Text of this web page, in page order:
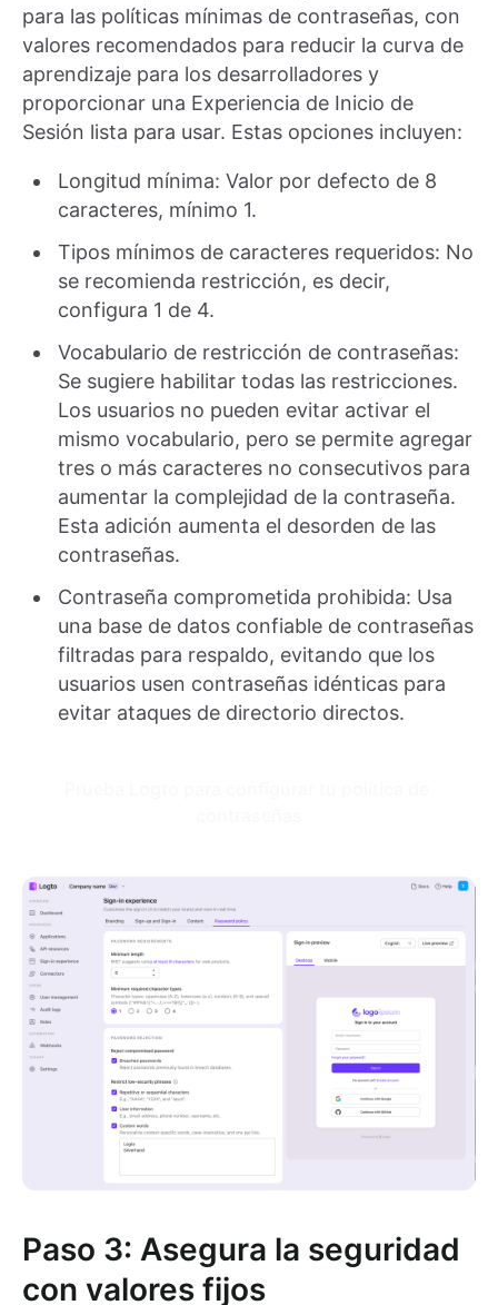
para las políticas mínimas de contraseñas, con
valores recomendados para reducir la curva de
aprendizaje para los desarrolladores y
proporcionar una Experiencia de Inicio de
Sesión lista para usar. Estas opciones incluyen:
Longitud mínima: Valor por defecto de 8
caracteres, mínimo 1.
Tipos mínimos de caracteres requeridos: No
se recomienda restricción, es decir,
configura 1 de 4.
Vocabulario de restricción de contraseñas:
Se sugiere habilitar todas las restricciones.
Los usuarios no pueden evitar activar el
mismo vocabulario, pero se permite agregar
tres o más caracteres no consecutivos para
aumentar la complejidad de la contraseña.
Esta adición aumenta el desorden de las
contraseñas.
Contraseña comprometida prohibida: Usa
una base de datos confiable de contraseñas
filtradas para respaldo, evitando que los
usuarios usen contraseñas idénticas para
evitar ataques de directorio directos.
Paso 3: Asegura la seguridad
con valores fijos